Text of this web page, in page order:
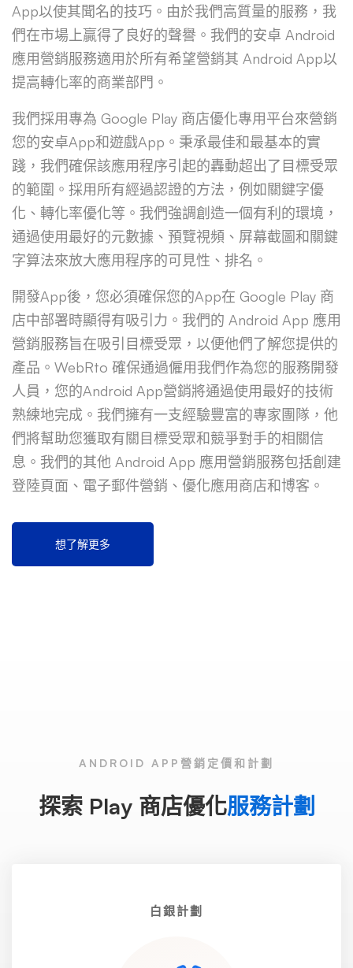
App以使其聞名的技巧。由於我們高質量的服務，我
們在市場上贏得了良好的聲譽。我們的安卓 Android
應用營銷服務適用於所有希望營銷其 Android App以
提高轉化率的商業部門。
我們採用專為 Google Play 商店優化專用平台來營銷
您的安卓App和遊戲App。秉承最佳和最基本的實
踐，我們確保該應用程序引起的轟動超出了目標受眾
的範圍。採用所有經過認證的方法，例如關鍵字優
化、轉化率優化等。我們強調創造一個有利的環境，
通過使用最好的元數據、預覽視頻、屏幕截圖和關鍵
字算法來放大應用程序的可見性、排名。
開發App後，您必須確保您的App在 Google Play 商
店中部署時顯得有吸引力。我們的 Android App 應用
營銷服務旨在吸引目標受眾，以便他們了解您提供的
產品。WebRto 確保通過僱用我們作為您的服務開發
人員，您的Android App營銷將通過使用最好的技術
熟練地完成。我們擁有一支經驗豐富的專家團隊，他
們將幫助您獲取有關目標受眾和競爭對手的相關信
息。我們的其他 Android App 應用營銷服務包括創建
登陸頁面、電子郵件營銷、優化應用商店和博客。
想了解更多
ANDROID APP營銷定價和計劃
探索 Play 商店優化服務計劃
白銀計劃